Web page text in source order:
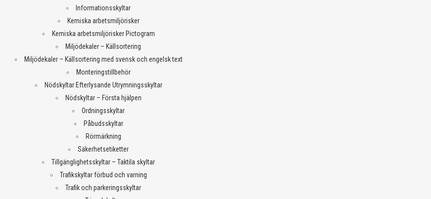
Informationsskyltar
Kemiska arbetsmiljörisker
Kemiska arbetsmiljörisker Pictogram
Miljödekaler – Källsortering
Miljödekaler – Källsortering med svensk och engelsk text
Monteringstillbehör
Nödskyltar Efterlysande Utrymningsskyltar
Nödskyltar – Första hjälpen
Ordningsskyltar
Påbudsskyltar
Rörmärkning
Säkerhetsetiketter
Tillgänglighetsskyltar – Taktila skyltar
Trafikskyltar förbud och varning
Trafik och parkeringsskyltar